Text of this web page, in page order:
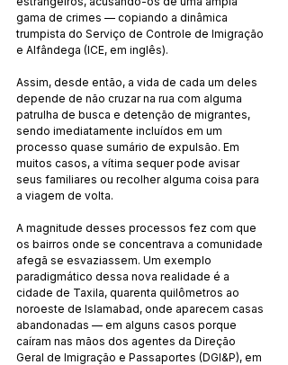
gama de crimes — copiando a dinâmica
trumpista do Serviço de Controle de Imigração
e Alfândega (ICE, em inglês).
Assim, desde então, a vida de cada um deles
depende de não cruzar na rua com alguma
patrulha de busca e detenção de migrantes,
sendo imediatamente incluídos em um
processo quase sumário de expulsão. Em
muitos casos, a vítima sequer pode avisar
seus familiares ou recolher alguma coisa para
a viagem de volta.
A magnitude desses processos fez com que
os bairros onde se concentrava a comunidade
afegã se esvaziassem. Um exemplo
paradigmático dessa nova realidade é a
cidade de Taxila, quarenta quilômetros ao
noroeste de Islamabad, onde aparecem casas
abandonadas — em alguns casos porque
caíram nas mãos dos agentes da Direção
Geral de Imigração e Passaportes (DGI&P), em